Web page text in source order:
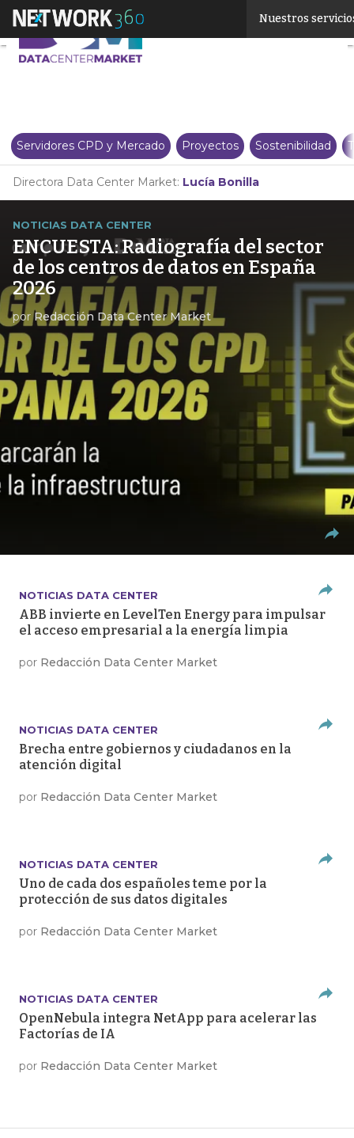
Nuestros
Servidores CPD y Mercado Proyectos Sostenibilidad
Directora Data Center Market: Lucía Bonilla
NOTICIAS DATA CENTER
ENCUESTA: Radiografía del sector
de los centros de datos en España
2026
porRedacción Data Center Market
NOTICIAS DATA CENTER
ABB invierte en LevelTen Energy para impulsar
el acceso empresarial a la energía limpia
por Redacción Data Center Market
NOTICIAS DATA CENTER
Brecha entre gobiernos y ciudadanos en la
atención digital
por Redacción Data Center Market
NOTICIAS DATA CENTER
Uno de cada dos españoles teme por la
protección de sus datos digitales
por Redacción Data Center Market
NOTICIAS DATA CENTER
OpenNebula integra NetApp para acelerar las
Factorías de IA
por Redacción Data Center Market